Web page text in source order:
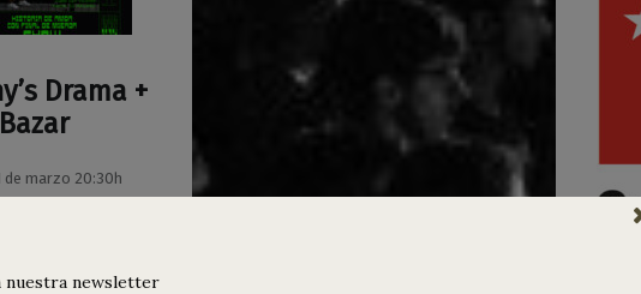
Drama +
de marzo 20:30h
DRAMA + COCO
entrada da acceso
nuestra newsletter